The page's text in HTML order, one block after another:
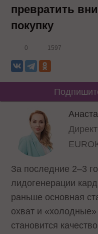
превратить
покупку
0 1597
За последние 2–3
лидогенерации
раньше основная
охват и
становится